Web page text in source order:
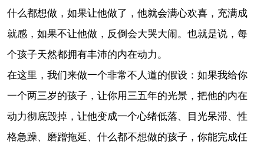
什么都想做，如果让他做了，他就会满心欢喜，充满成
就感，如果不让他做，反倒会大哭大闹。也就是说，每
个孩子天然都拥有丰沛的内在动力。
在这里，我们来做一个非常不人道的假设：如果我给你
一个两三岁的孩子，让你用三五年的光景，把他的内在
动力彻底毁掉，让他变成一个心绪低落、目光呆滞、性
格急躁、磨蹭拖延、什么都不想做的孩子，你能完成任